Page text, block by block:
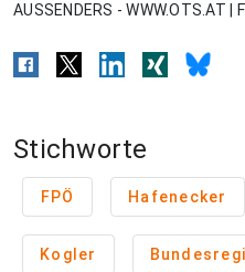
AUSSENDERS - WWW.OTS.AT |
Stichworte
FPÖ Hafenecker
Kogler